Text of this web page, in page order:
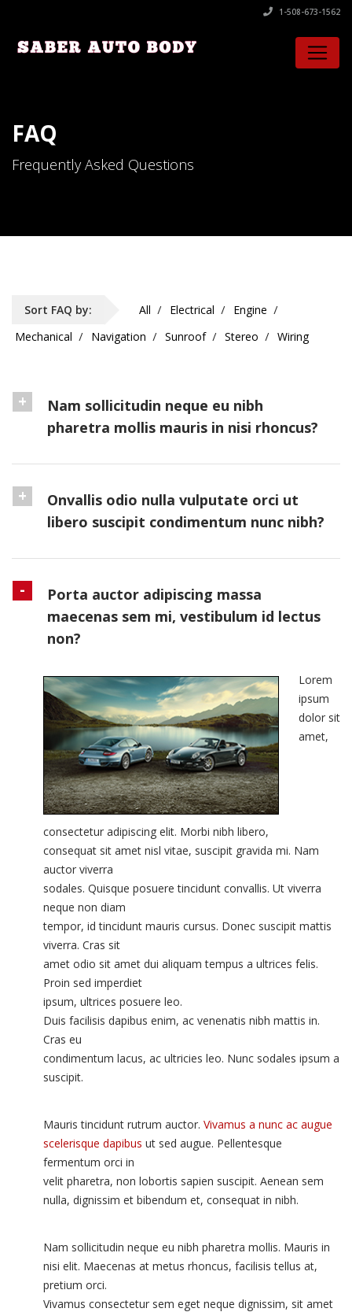
1-508-673-1562
FAQ
Frequently Asked Questions
Sort FAQ by: All Electrical
Engine
Mechanical
Navigation Sunroof Stereo Wiring
Nam sollicitudin neque eu nibh
pharetra mollis mauris in nisi rhoncus?
Onvallis odio nulla vulputate orci ut
libero suscipit condimentum nunc nibh?
Porta auctor adipiscing massa
maecenas sem mi, vestibulum id lectus
non?
Lorem
ipsum
dolor sit
amet,
consectetur adipiscing elit. Morbi nibh libero,
consequat sit amet nisl vitae, suscipit gravida mi. Nam
auctor viverra
sodales. Quisque posuere tincidunt convallis. Ut viverra
neque non diam
tempor, id tincidunt mauris cursus. Donec suscipit mattis
viverra. Cras sit
amet odio sit amet dui aliquam tempus a ultrices felis.
Proin sed imperdiet
ipsum, ultrices posuere leo.
Duis facilisis dapibus enim, ac venenatis nibh mattis in.
Cras eu
condimentum lacus, ac ultricies leo. Nunc sodales ipsum a
suscipit.
Mauris tincidunt rutrum auctor. Vivamus a nunc ac augue
scelerisque dapibus ut sed augue. Pellentesque
fermentum orci in
velit pharetra, non lobortis sapien suscipit. Aenean sem
nulla, dignissim et bibendum et, consequat in nibh.
Nam sollicitudin neque eu nibh pharetra mollis. Mauris in
nisi elit. Maecenas at metus rhoncus, facilisis tellus at,
pretium orci.
Vivamus consectetur sem eget neque dignissim, sit amet